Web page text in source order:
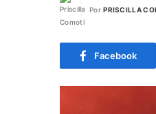
Por PRISCILLA
Facebook